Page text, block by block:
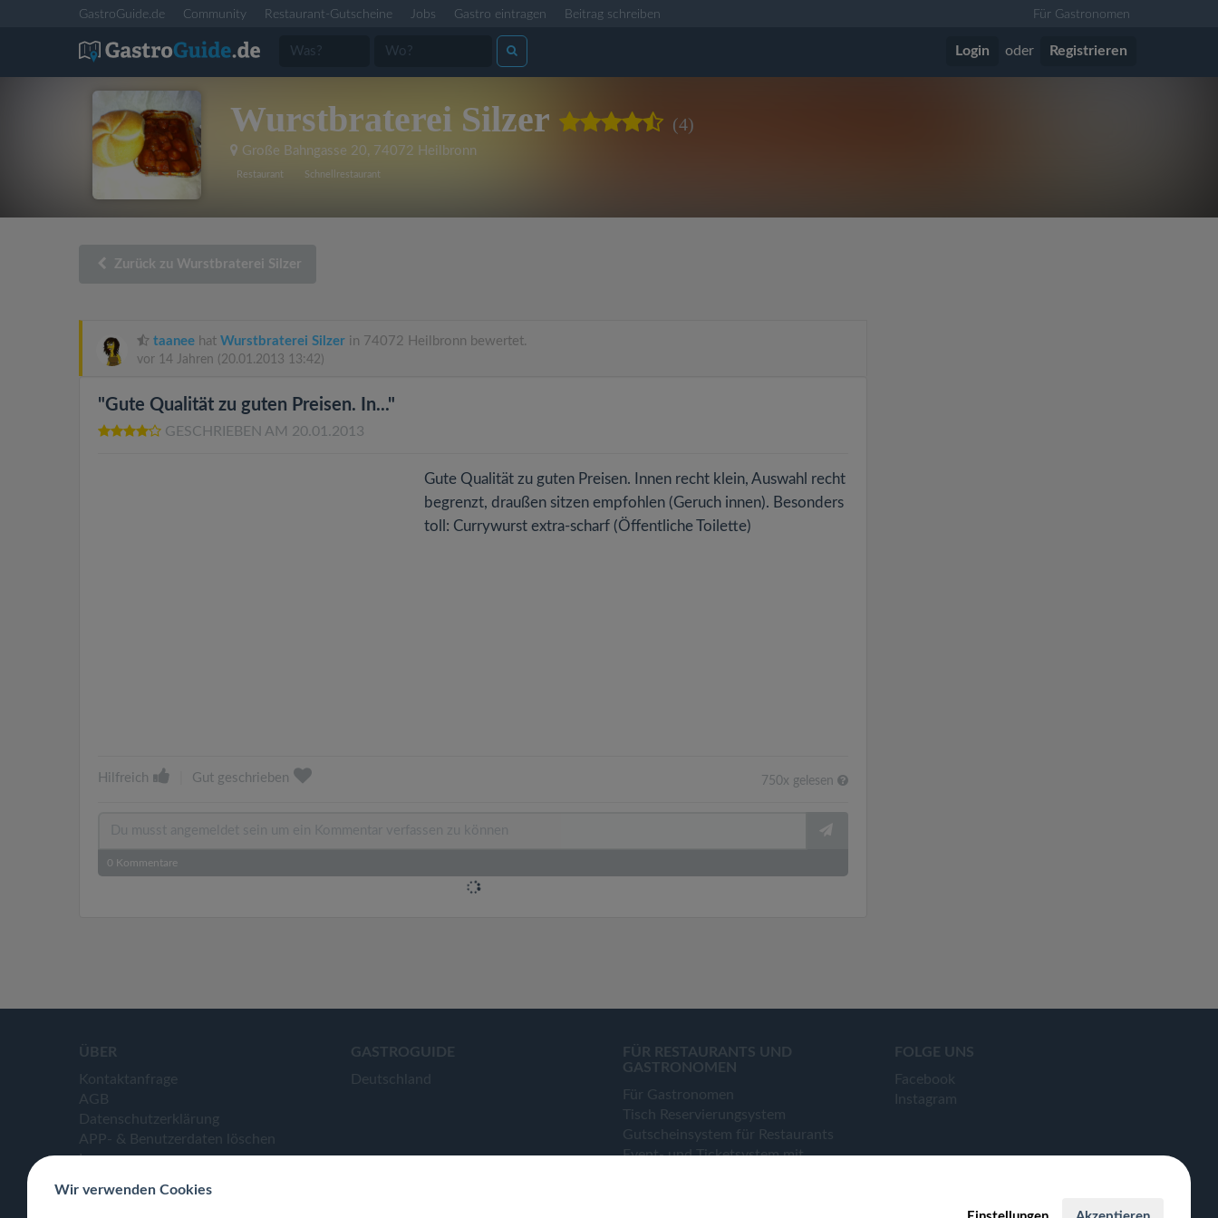
GastroGuide.de Community Restaurant-Gutscheine Jobs Gastro eintragen Beitrag schreiben Für Gastronomen
Login oder Registrieren
Wurstbraterei Silzer (4)
Große Bahngasse 20, 74072 Heilbronn
Restaurant Schnellrestaurant
Zurück zu Wurstbraterei Silzer
taanee hat Wurstbraterei Silzer in 74072 Heilbronn bewertet.
vor 14 Jahren (20.01.2013 13:42)
"Gute Qualität zu guten Preisen. In..."
GESCHRIEBEN AM 20.01.2013
Gute Qualität zu guten Preisen. Innen recht klein, Auswahl recht
begrenzt, draußen sitzen empfohlen (Geruch innen). Besonders
toll: Currywurst extra-scharf (Öffentliche Toilette)
Hilfreich Gut geschrieben 750x gelesen
0 Kommentare
ÜBER
Kontaktanfrage
AGB
Datenschutzerklärung
APP- & Benutzerdaten löschen
Impressum
GASTROGUIDE
Deutschland
FÜR RESTAURANTS UND
GASTRONOMEN
Für Gastronomen
Tisch Reservierungsystem
Gutscheinsystem für Restaurants
Event- und Ticketsystem mit
FOLGE UNS
Facebook
Instagram
Wir verwenden Cookies